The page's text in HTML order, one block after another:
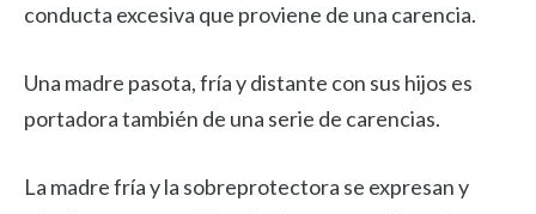
conducta excesiva que proviene de una carencia.
Una madre pasota, fría y distante con sus hijos es
portadora también de una serie de carencias.
La madre fría y la sobreprotectora se expresan y